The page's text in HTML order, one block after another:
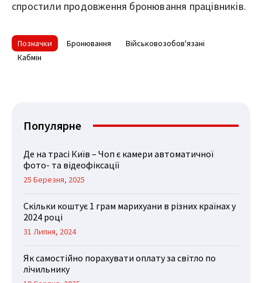
спростили продовження бронювання працівників.
Позначки Бронювання
Військовозобов'язані
Кабмін
Популярне
Де на трасі Київ – Чоп є камери автоматичної
фото- та відеофіксації
25 Березня, 2025
Скільки коштує 1 грам марихуани в різних країнах у
2024 році
31 Липня, 2024
Як самостійно порахувати оплату за світло по
лічильнику